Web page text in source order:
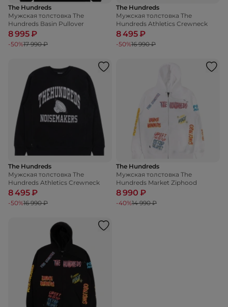
The Hundreds
Мужская толстовка The
Hundreds Basin Pullover
8 995 ₽
-50%17 990 ₽
The Hundreds
Мужская толстовка The
Hundreds Athletics Crewneck
8 495 ₽
-50%16 990 ₽
The Hundreds
Мужская толстовка The
Hundreds Athletics Crewneck
8 495 ₽
-50%16 990 ₽
The Hundreds
Мужская толстовка The
Hundreds Market Ziphood
8 990 ₽
-40%14 990 ₽